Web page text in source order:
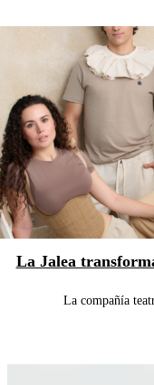
La Jalea
La compañía